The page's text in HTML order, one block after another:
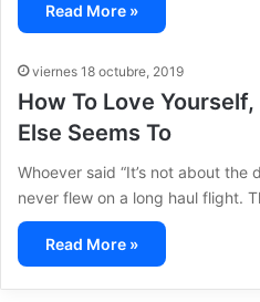
Read More »
viernes 18 octubre, 2019
How To Love
Else Seems To
Whoever said “It’s not about the
never flew on a long haul flight.
Read More »